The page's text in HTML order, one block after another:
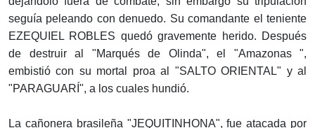
seguía peleando con denuedo. Su comandante el teniente
EZEQUIEL ROBLES quedó gravemente herido. Después
de destruir al "Marqués de Olinda", el "Amazonas ",
embistió con su mortal proa al "SALTO ORIENTAL" y al
"PARAGUARÍ", a los cuales hundió.
La cañonera brasileña "JEQUITINHONA", fue atacada por